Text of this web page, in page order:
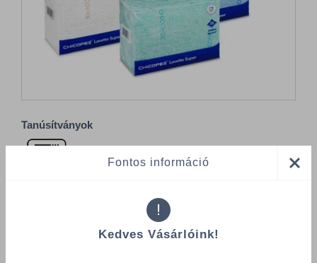
Tanúsítványok
Fontos információ
!
Kedves Vásárlóink!